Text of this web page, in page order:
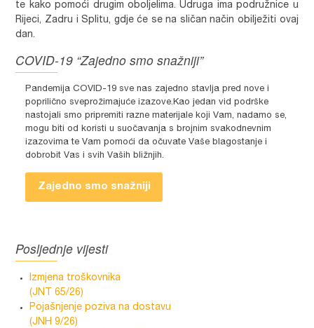
te kako pomoći drugim oboljelima. Udruga ima podružnice u
Rijeci, Zadru i Splitu, gdje će se na sličan način obilježiti ovaj
dan.
COVID-19 “Zajedno smo snažniji”
Pandemija COVID-19 sve nas zajedno stavlja pred nove i
poprilično sveprožimajuće izazove.Kao jedan vid podrške
nastojali smo pripremiti razne materijale koji Vam, nadamo se,
mogu biti od koristi u suočavanja s brojnim svakodnevnim
izazovima te Vam pomoći da očuvate Vaše blagostanje i
dobrobit Vas i svih Vaših bližnjih.
Zajedno smo snažniji
Posljednje vijesti
Izmjena troškovnika
(JNT 65/26)
Pojašnjenje poziva na dostavu
(JNH 9/26)